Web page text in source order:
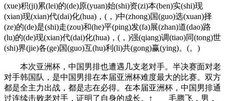
(xue)积(ji)累(lei)的(de)原(yuan)始(shi)资(zi)本(ben)实(shi)现
(xian)现(xian)代(dai)化(hua)，(，)中(zhong)国(guo)选(xuan)择
(ze)的(de)是(shi)走(zou)和(he)平(ping)发(fa)展(zhan)道(dao)路
(lu)的(de)现(xian)代(dai)化(hua)，(，)强(qiang)调(tiao)同(tong)世
(shi)界(jie)各(ge)国(guo)互(hu)利(li)共(gong)赢(ying)。(。)
本次亚洲杯，中国男排也遭遇几支老对手。半决赛面对老
对手韩国队，是中国男排在本届亚洲杯难度最大的比赛。双方
都是全主力出战，都是志在必得。在本届亚洲杯，中国男排通
过连续击败老对手，证明了自身的成长。↑ 毛腾飞，男，